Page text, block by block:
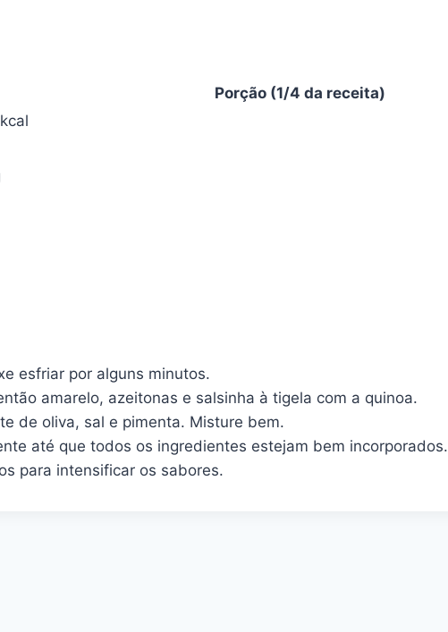
Porção (1/4 da receita)
esfriar por alguns minutos.
amarelo, azeitonas e salsinha à tigela com a quinoa.
de oliva, sal e pimenta. Misture bem.
até que todos os ingredientes estejam bem incorporados.
para intensificar os sabores.